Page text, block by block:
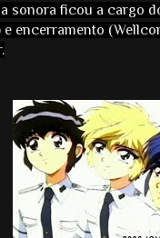
sonora ficou a cargo
e encerramento